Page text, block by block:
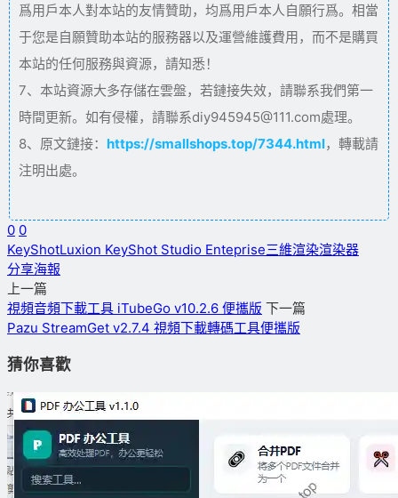
爲用戶本人對本站的友情贊助，均爲用戶本人自願行爲。相當
于您是自願贊助本站的服務器以及運營維護費用，而不是購買
本站的任何服務與資源，請知悉！
7、本站資源大多存儲在雲盤，若鏈接失效，請聯系我們第一
時間更新。如有侵權，請聯系diy945945@111.com處理。
8、原文鏈接： https://smallshops.top/7344.html，轉載請
注明出處。
0 0
KeyShotLuxion KeyShot Studio Enteprise三維渲染渲染器
分享海報
上一篇
視頻音頻下載工具 iTubeGo v10.2.6 便攜版 下一篇
Pazu StreamGet v2.7.4 視頻下載轉碼工具便攜版
猜你喜歡